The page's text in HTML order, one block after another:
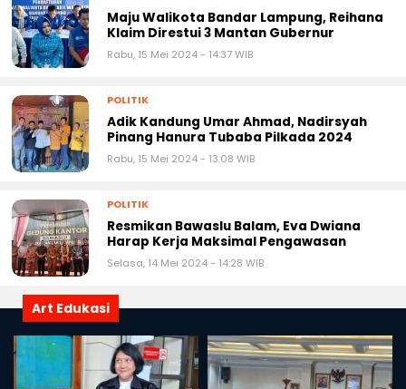
Maju Walikota Bandar Lampung, Reihana
Klaim Direstui 3 Mantan Gubernur
Rabu, 15 Mei 2024 - 14:37 WIB
POLITIK
Adik Kandung Umar Ahmad, Nadirsyah
Pinang Hanura Tubaba Pilkada 2024
Rabu, 15 Mei 2024 - 13:08 WIB
POLITIK
Resmikan Bawaslu Balam, Eva Dwiana
Harap Kerja Maksimal Pengawasan
Selasa, 14 Mei 2024 - 14:28 WIB
Art Edukasi